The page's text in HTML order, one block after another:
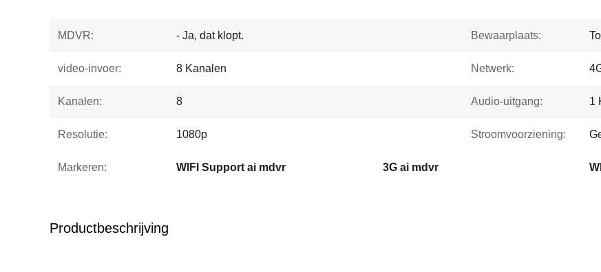
MDVR: - Ja, dat klopt. Bewaarplaats:
video-invoer: 8 Kanalen Netwerk:
Kanalen: 8 Audio-uitgang: 1
Resolutie: 1080p Stroomvoorziening:
Markeren: WIFI Support ai mdvr 3G ai mdvr
Productbeschrijving